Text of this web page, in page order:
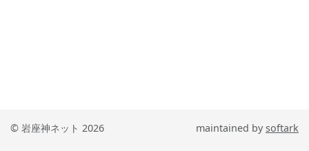
© 岩座神ネット 2026 maintained bysoftark